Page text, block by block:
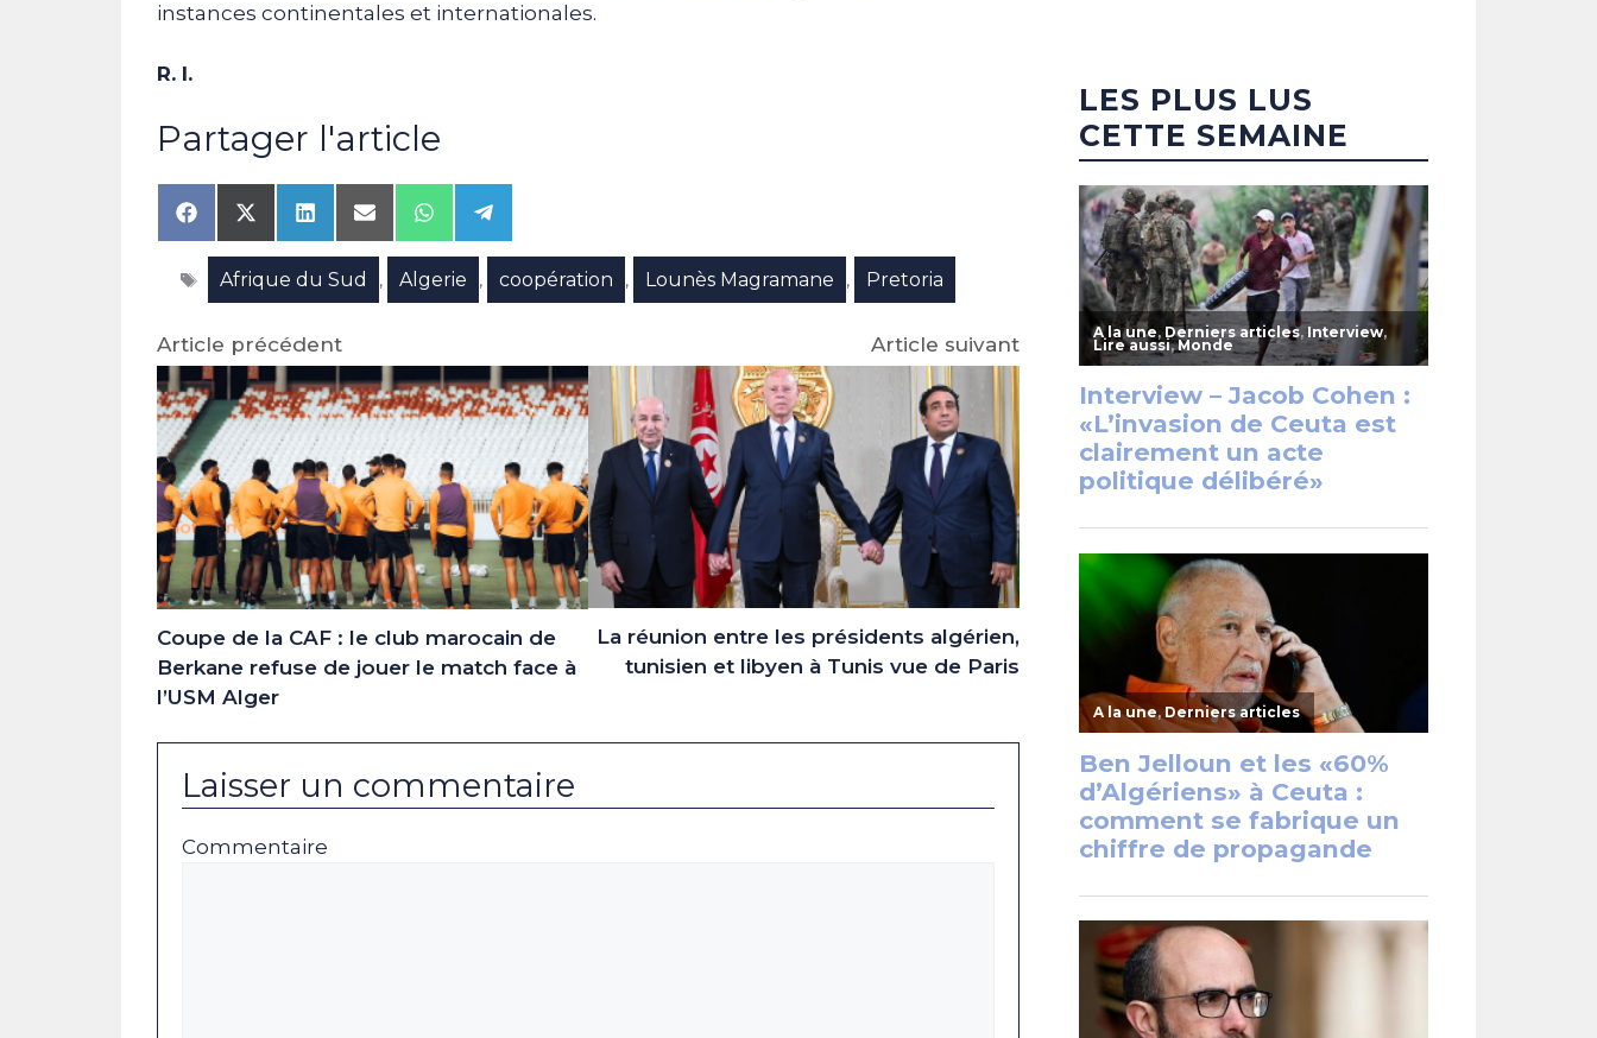
instances continentales et internationales.
R. I.
Partager l'article
Share
on
Facebook
Share
on
X
(Twitter)
Share
on
LinkedIn
Share
on
Email
Share
on
WhatsApp
Share
on
Telegram
Étiquettes
Afrique du Sud , Algerie , coopération , Lounès Magramane , Pretoria
Article précédent
Coupe de la CAF : le club marocain de
Berkane refuse de jouer le match face à
l’USM Alger
Article suivant
La réunion entre les présidents algérien,
tunisien et libyen à Tunis vue de Paris
Laisser un commentaire
Commentaire
LES PLUS LUS
CETTE SEMAINE